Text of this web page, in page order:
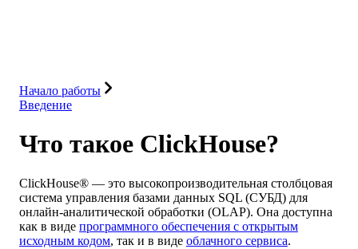
Начало работы
Введение
Что такое ClickHouse?
ClickHouse® — это высокопроизводительная столбцовая
система управления базами данных SQL (СУБД) для
онлайн-аналитической обработки (OLAP). Она доступна
как в виде программного обеспечения с открытым
исходным кодом, так и в виде облачного сервиса.